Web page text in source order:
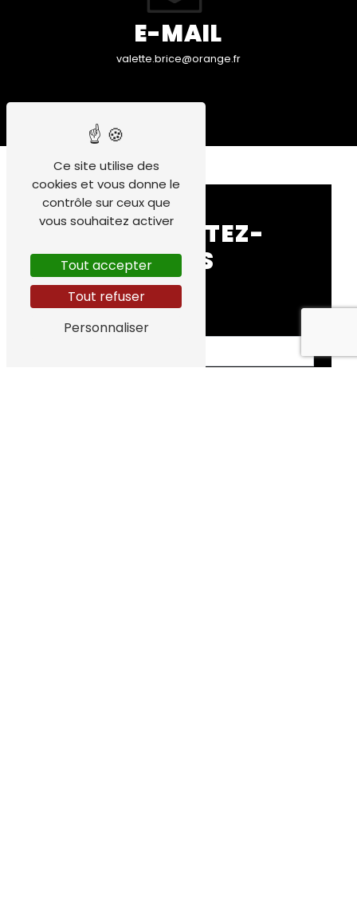
E-MAIL
valette.brice@orange.fr
CONTACTEZ-
NOUS
Ce site utilise des
cookies et vous donne le
contrôle sur ceux que
vous souhaitez activer
Tout accepter
Tout refuser
Personnaliser